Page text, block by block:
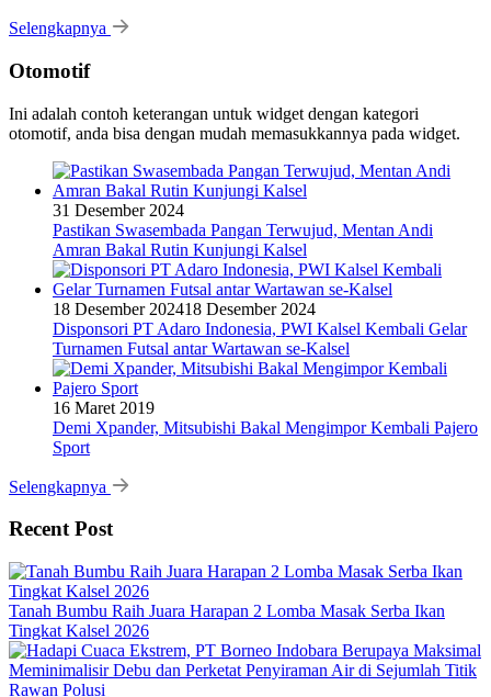
Selengkapnya
Otomotif
Ini adalah contoh keterangan untuk widget dengan kategori
otomotif, anda bisa dengan mudah memasukkannya pada widget.
31 Desember 2024
Pastikan Swasembada Pangan Terwujud, Mentan Andi
Amran Bakal Rutin Kunjungi Kalsel
18 Desember 202418 Desember 2024
Disponsori PT Adaro Indonesia, PWI Kalsel Kembali Gelar
Turnamen Futsal antar Wartawan se-Kalsel
16 Maret 2019
Demi Xpander, Mitsubishi Bakal Mengimpor Kembali Pajero
Sport
Selengkapnya
Recent Post
Tanah Bumbu Raih Juara Harapan 2 Lomba Masak Serba Ikan
Tingkat Kalsel 2026